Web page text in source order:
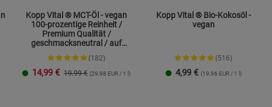
Kopp Vital ® MCT-Öl - vegan
100-prozentige Reinheit /
Premium Qualität /
geschmacksneutral / auf
Kokosölbasis
(182)
14,99 € 19.99 € (29,98 EUR / 1 l)
Kopp Vital ® Bio-Kokosöl -
vegan
(516)
4,99 € (19,96 EUR / 1 l)